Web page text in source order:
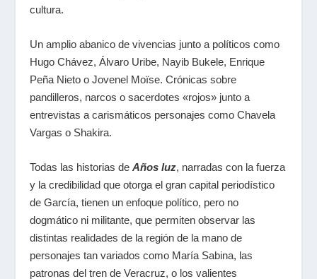
cultura.
Un amplio abanico de vivencias junto a políticos como
Hugo Chávez, Álvaro Uribe, Nayib Bukele, Enrique
Peña Nieto o Jovenel Moïse. Crónicas sobre
pandilleros, narcos o sacerdotes «rojos» junto a
entrevistas a carismáticos personajes como Chavela
Vargas o Shakira.
Todas las historias deAños luz, narradas con la fuerza
y la credibilidad que otorga el gran capital periodístico
de García, tienen un enfoque político, pero no
dogmático ni militante, que permiten observar las
distintas realidades de la región de la mano de
personajes tan variados como María Sabina, las
patronas del tren de Veracruz, o los valientes